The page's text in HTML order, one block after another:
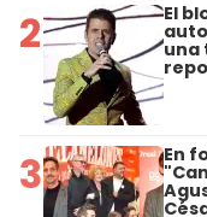
2 El
una
3 En